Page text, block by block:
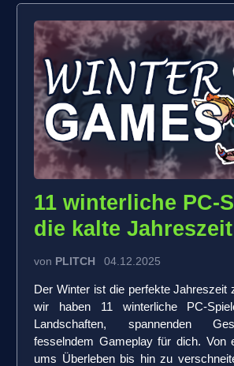
11 winterliche PC-
die kalte Jahreszeit
von PLITCH 04.12.2025
Der Winter ist die perfekte Jahreszeit
wir haben 11 winterliche PC-
Landschaften, spannenden
fesselndem Gameplay für dich. Von
ums Überleben bis hin zu